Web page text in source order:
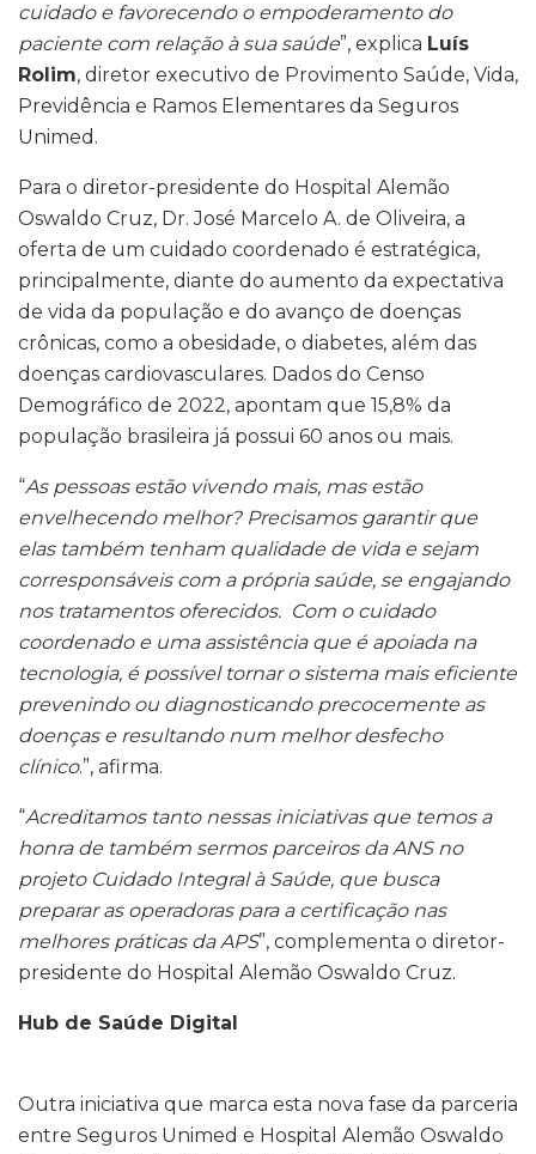
cuidado e favorecendo o empoderamento do
paciente com relação à sua saúde”, explica Luís
Rolim, diretor executivo de Provimento Saúde, Vida,
Previdência e Ramos Elementares da Seguros
Unimed.
Para o diretor-presidente do Hospital Alemão
Oswaldo Cruz, Dr. José Marcelo A. de Oliveira, a
oferta de um cuidado coordenado é estratégica,
principalmente, diante do aumento da expectativa
de vida da população e do avanço de doenças
crônicas, como a obesidade, o diabetes, além das
doenças cardiovasculares. Dados do Censo
Demográfico de 2022, apontam que 15,8% da
população brasileira já possui 60 anos ou mais.
“As pessoas estão vivendo mais, mas estão
envelhecendo melhor? Precisamos garantir que
elas também tenham qualidade de vida e sejam
corresponsáveis com a própria saúde, se engajando
nos tratamentos oferecidos. Com o cuidado
coordenado e uma assistência que é apoiada na
tecnologia, é possível tornar o sistema mais eficiente
prevenindo ou diagnosticando precocemente as
doenças e resultando num melhor desfecho
clínico.”, afirma.
“Acreditamos tanto nessas iniciativas que temos a
honra de também sermos parceiros da ANS no
projeto Cuidado Integral à Saúde, que busca
preparar as operadoras para a certificação nas
melhores práticas da APS”, complementa o diretor-
presidente do Hospital Alemão Oswaldo Cruz.
Hub de Saúde Digital
Outra iniciativa que marca esta nova fase da parceria
entre Seguros Unimed e Hospital Alemão Oswaldo